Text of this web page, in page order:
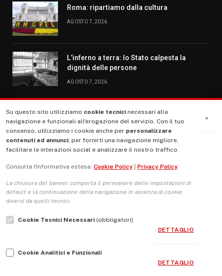
Roma: ripartiamo dalla cultura
AGOSTO 7, 2026
L’inferno a terra: lo Stato calpesta la
dignità delle persone
AGOSTO 7, 2026
MENU
La Nostra Storia
Le Copertine
L’Associazione
Indirizzo Socio Politico Culturale
Guida per le autrici e gli autori
×
Su questo sito utilizziamo cookie tecnici necessari alla
navigazione e funzionali all'erogazione del servizio. Con il tuo
consenso, utilizziamo i cookie anche per personalizzare
contenuti ed annunci, per fornirti una navigazione migliore,
facilitare le interazioni social e analizzare il nostro traffico.
Consulta l'informativa estesa: Cookie Policy Privacy Policy
La chiusura del banner comporta il permanere delle impostazioni di
default e la continuazione della navigazione in assenza di cookie
diversi da quelli tecnici.
Cookie Tecnici Necessari (obbligatori)
DETTAGLIO
Cookie Analitici e Funzionali
DETTAGLIO